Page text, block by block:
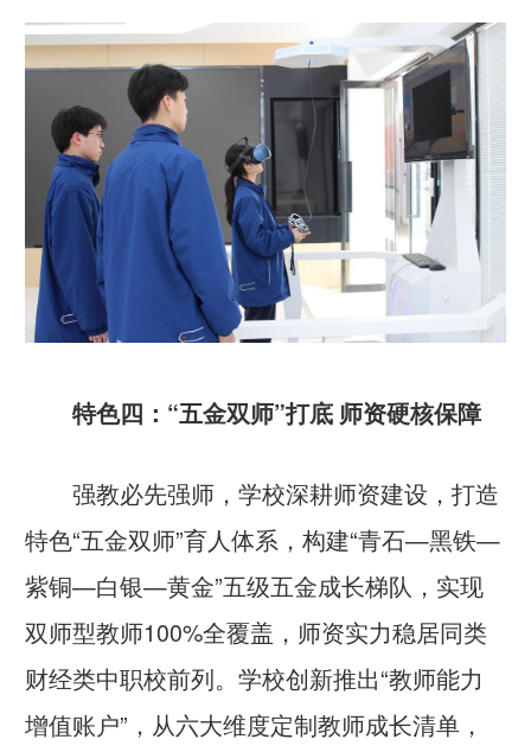
特色四：“五金双师”打底 师资硬核保障
强教必先强师，学校深耕师资建设，打造
特色“五金双师”育人体系，构建“青石—黑铁—
紫铜—白银—黄金”五级五金成长梯队，实现
双师型教师100%全覆盖，师资实力稳居同类
财经类中职校前列。学校创新推出“教师能力
增值账户”，从六大维度定制教师成长清单，